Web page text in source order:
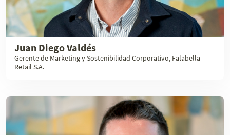
Juan Diego Valdés
Gerente de Marketing y Sostenibilidad Corporativo, Falabella
Retail S.A.